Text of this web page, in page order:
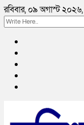
রবিবার, ০৯ অগাস্ট